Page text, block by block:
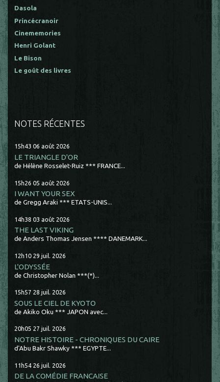
Dasola
Princécranoir
Cinememories
Henri Golant
Le Bison
Le goût des livres
NOTES RÉCENTES
15h43 06 août 2026
LE TRIANGLE D'OR
de Hélène Rosselet-Ruiz *** FRANCE...
15h26 05 août 2026
I WANT YOUR SEX
de Gregg Araki *** ETATS-UNIS...
14h38 03 août 2026
THE LAST VIKING
de Anders Thomas Jensen **** DANEMARK...
12h10 29 juil. 2026
L'ODYSSÉE
de Christopher Nolan ***(*)...
15h57 28 juil. 2026
SOUS LE CIEL DE KYOTO
de Akiko Oku *** JAPON avec...
20h05 27 juil. 2026
NOTRE HISTOIRE - CHRONIQUES DU CAIRE
d'Abu Bakr Shawky *** EGYPTE...
11h54 26 juil. 2026
DE LA COMÉDIE FRANCAISE